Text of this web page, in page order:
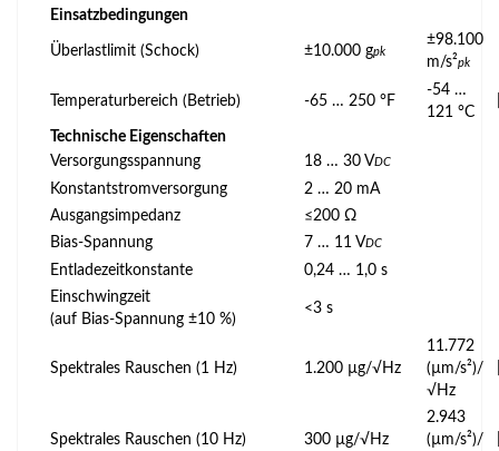
Einsatzbedingungen
Überlastlimit (Schock) ±10.000 gpk
±98.100
m/s²pk
Temperaturbereich (Betrieb) -65 … 250 °F
-54 …
121 °C
Technische Eigenschaften
Versorgungsspannung
18 … 30 VDC
Konstantstromversorgung
2 … 20 mA
Ausgangsimpedanz
≤200 Ω
Bias-Spannung
7 … 11 VDC
Entladezeitkonstante
0,24 … 1,0 s
Einschwingzeit
(auf Bias-Spannung ±10 %)
<3 s
Spektrales Rauschen (1 Hz) 1.200 µg/√Hz
11.772
(µm/s²)/
√Hz
Spektrales Rauschen (10 Hz) 300 µg/√Hz
2.943
(µm/s²)/